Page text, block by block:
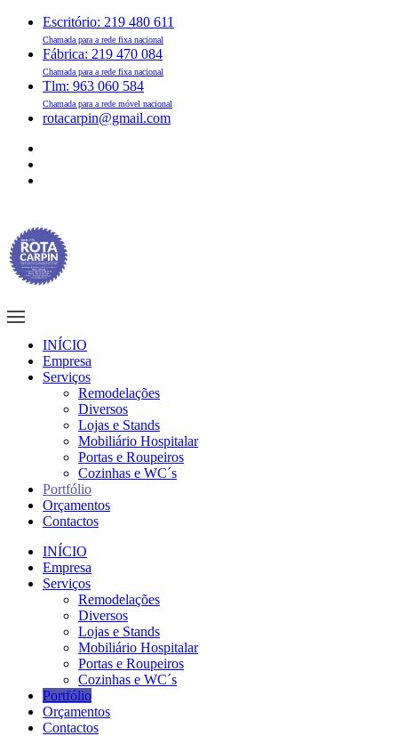
Escritório: 219 480 611
Chamada para a rede fixa nacional
Fábrica: 219 470 084
Chamada para a rede fixa nacional
Tlm: 963 060 584
Chamada para a rede móvel nacional
rotacarpin@gmail.com
INÍCIO
Empresa
Serviços
Remodelações
Diversos
Lojas e Stands
Mobiliário Hospitalar
Portas e Roupeiros
Cozinhas e WC´s
Portfólio
Orçamentos
Contactos
INÍCIO
Empresa
Serviços
Remodelações
Diversos
Lojas e Stands
Mobiliário Hospitalar
Portas e Roupeiros
Cozinhas e WC´s
Portfólio
Orçamentos
Contactos